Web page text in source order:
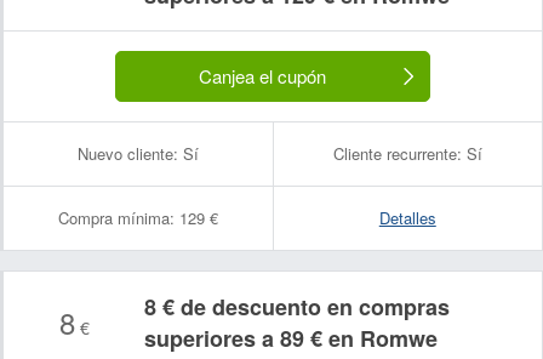
Canjea el cupón
Nuevo cliente: Sí Cliente recurrente: Sí
Compra mínima: 129 € Detalles
8 €
8 € de descuento en compras
superiores a 89 € en Romwe